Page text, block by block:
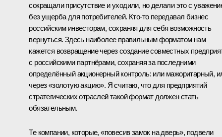
сокращали присутствие и уходили, но делали это с
без ущерба для потребителей. Кто-то передавал бизнес
российским инвесторам, сохраняя для себя возможность
вернуться. Здесь наиболее правильным форматом нам
кажется возвращение через создание совместных
с российскими партнёрами, сохраняя за последними
определённый акционерный контроль: или мажоритарный,
через «золотую акцию». Я считаю, что для предприятий
стратегических отраслей такой формат должен стать
обязательным.
Те компании, которые, «повесив замок на дверь», подвели